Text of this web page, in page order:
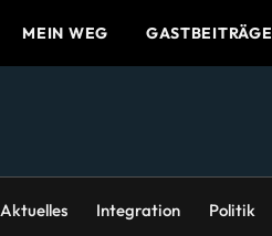
MEIN WEG GASTBEITRÄGE
Aktuelles Integration Politik